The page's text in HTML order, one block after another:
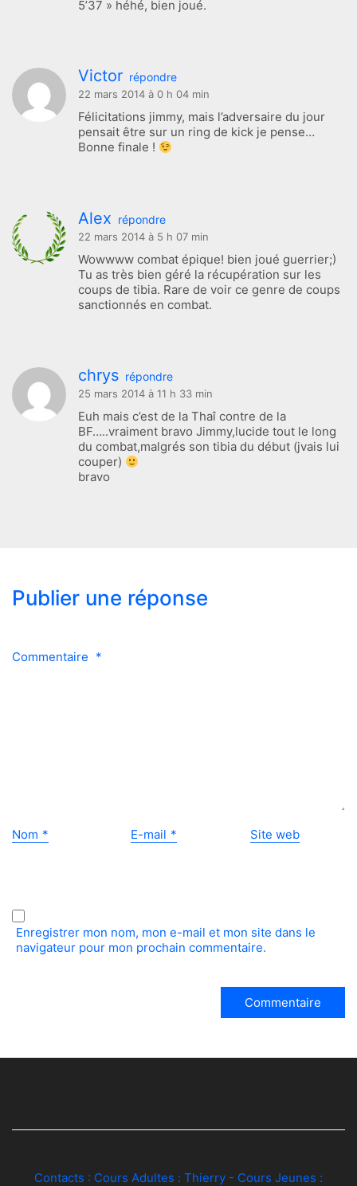
5’37 » héhé, bien joué.
Victor répondre
22 mars 2014 à 0 h 04 min
Félicitations jimmy, mais l’adversaire du jour
pensait être sur un ring de kick je pense…
Bonne finale !
Alex répondre
22 mars 2014 à 5 h 07 min
Wowwww combat épique! bien joué guerrier;)
Tu as très bien géré la récupération sur les
coups de tibia. Rare de voir ce genre de coups
sanctionnés en combat.
chrys répondre
25 mars 2014 à 11 h 33 min
Euh mais c’est de la Thaî contre de la
BF…..vraiment bravo Jimmy,lucide tout le long
du combat,malgrés son tibia du début (jvais lui
couper)
bravo
Publier une réponse
Commentaire *
Nom * E-mail * Site web
Enregistrer mon nom, mon e-mail et mon site dans le
navigateur pour mon prochain commentaire.
Contacts : Cours Adultes : Thierry - Cours Jeunes :